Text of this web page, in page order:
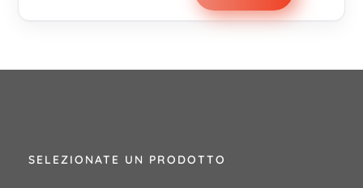
SELEZIONATE UN PRODOTTO